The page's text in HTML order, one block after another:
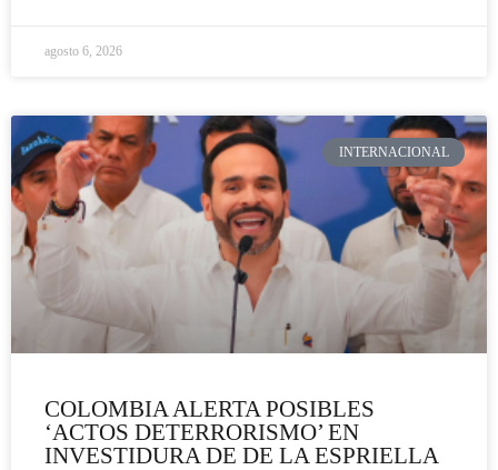
agosto 6, 2026
INTERNACIONAL
COLOMBIA ALERTA POSIBLES
‘ACTOS DETERRORISMO’ EN
INVESTIDURA DE DE LA ESPRIELLA